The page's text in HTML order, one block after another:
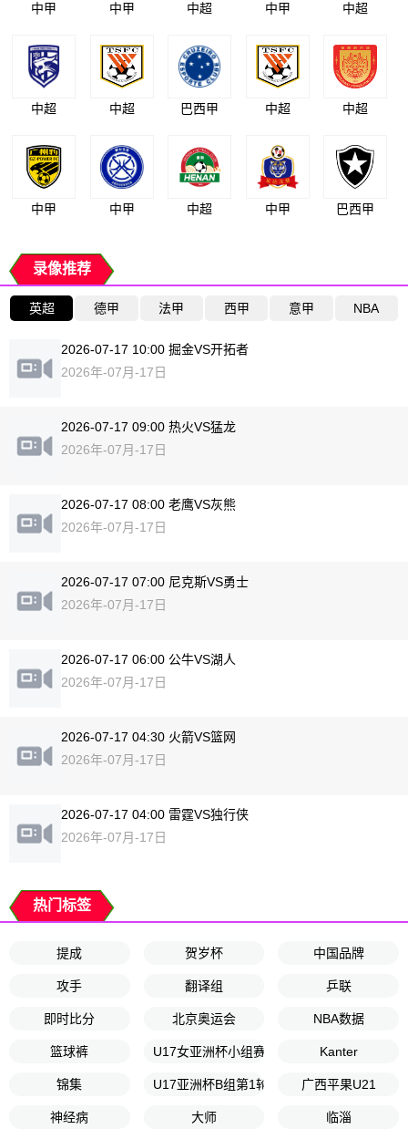
中甲 中甲 中超 中甲 中超
中超 中超 巴西甲 中超 中超
中甲 中甲 中超 中甲 巴西甲
录像推荐
英超 德甲 法甲 西甲 意甲 NBA
2026-07-17 10:00 掘金VS开拓者
2026年-07月-17日
2026-07-17 09:00 热火VS猛龙
2026年-07月-17日
2026-07-17 08:00 老鹰VS灰熊
2026年-07月-17日
2026-07-17 07:00 尼克斯VS勇士
2026年-07月-17日
2026-07-17 06:00 公牛VS湖人
2026年-07月-17日
2026-07-17 04:30 火箭VS篮网
2026年-07月-17日
2026-07-17 04:00 雷霆VS独行侠
2026年-07月-17日
热门标签
提成 贺岁杯 中国品牌
攻手 翻译组 乒联
即时比分 北京奥运会 NBA数据
篮球裤 U17女亚洲杯小组赛A组 Kanter
锦集 U17亚洲杯B组第1轮 广西平果U21
神经病 大师 临淄